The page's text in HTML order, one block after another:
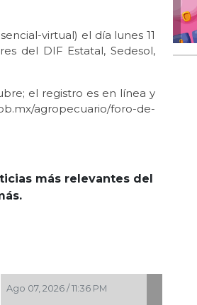
virtual) el día lunes 11
del DIF Estatal, Sedesol,
el registro es en línea y
agropecuario/foro-de-
más relevantes del
PM Ago 07, 2026 / 10:31 PM